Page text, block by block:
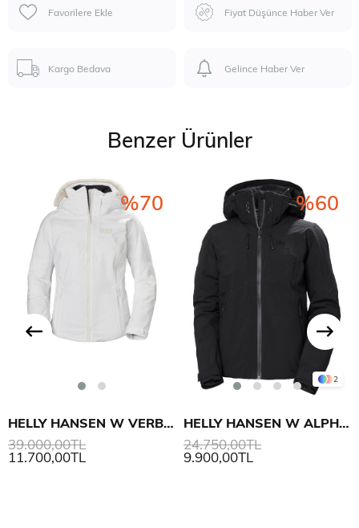
Favorilere Ekle Fiyat Düşünce Haber Ver
Kargo Bedava Gelince Haber Ver
Benzer Ürünler
HELLY HANSEN W VERBIER INFINITY MONT
11.700,00TL
39.000,00TL
%70
2
HELLY HANSEN W ALPHELIA INFINITY MONT
9.900,00TL
24.750,00TL
%60